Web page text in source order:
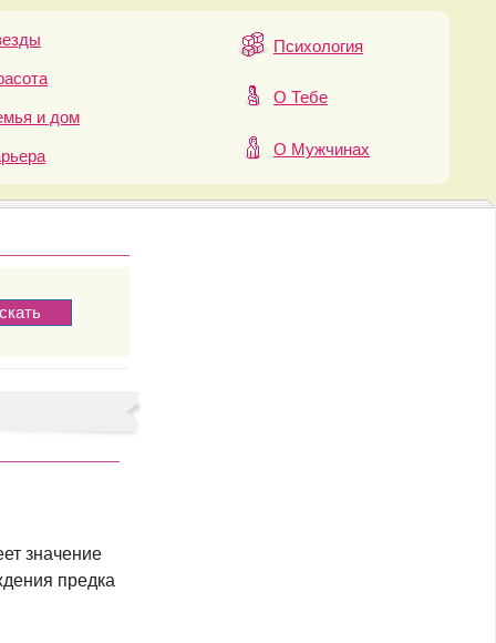
и дом
Психология
О Тебе
О Мужчинах
значение
предка